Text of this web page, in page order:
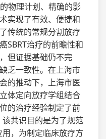
物理计划、精确的影
实现了有效、便捷和
传统的常规分割放疗
SBRT治疗的前瞻性和
但证据基础仍不完
乏一致性。在上海市
的推动下，上海市医
体定向放疗学组结合
的治疗经验制定了前
该共识目的是为了规范
，为制定临床放疗方